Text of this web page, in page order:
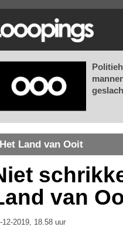
Het Land van Ooit
van
12-2019, 18.58 uur